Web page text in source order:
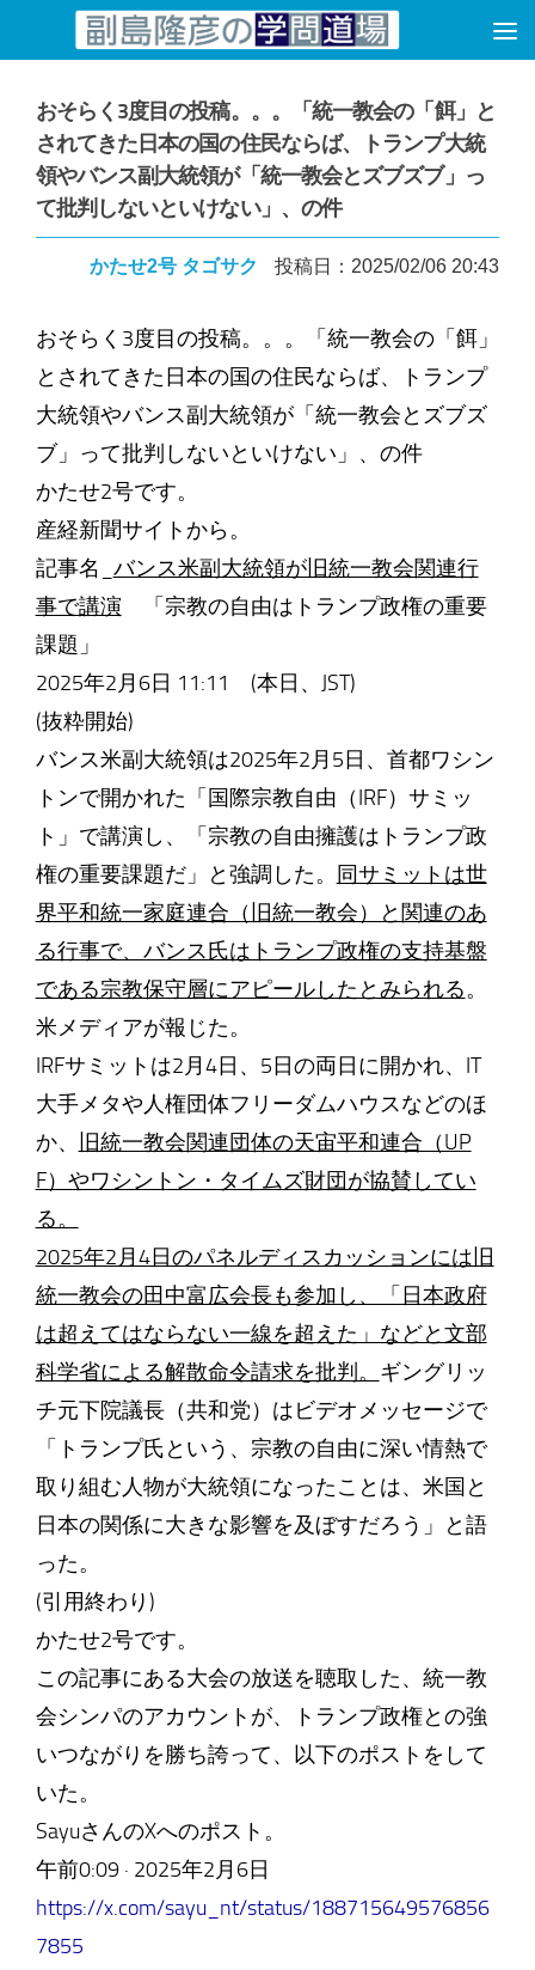
コンテンツへスキップ
おそらく3度目の投稿。。。「統一教会の「餌」と
されてきた日本の国の住民ならば、トランプ大統
領やバンス副大統領が「統一教会とズブズブ」っ
て批判しないといけない」、の件
かたせ2号 タゴサク 投稿日：2025/02/06 20:43
おそらく3度目の投稿。。。「統一教会の「餌」
とされてきた日本の国の住民ならば、トランプ
大統領やバンス副大統領が「統一教会とズブズ
ブ」って批判しないといけない」、の件
かたせ2号です。
産経新聞サイトから。
記事名_ バンス米副大統領が旧統一教会関連行
事で講演 「宗教の自由はトランプ政権の重要
課題」
2025年2月6日 11:11 (本日、JST)
(抜粋開始)
バンス米副大統領は2025年2月5日、首都ワシン
トンで開かれた「国際宗教自由（IRF）サミッ
ト」で講演し、「宗教の自由擁護はトランプ政
権の重要課題だ」と強調した。
同サミットは世
界平和統一家庭連合（旧統一教会）と関連のあ
る行事で、バンス氏はトランプ政権の支持基盤
である宗教保守層にアピールしたとみられる。
米メディアが報じた。
IRFサミットは2月4日、5日の両日に開かれ、IT
大手メタや人権団体フリーダムハウスなどのほ
か、
旧統一教会関連団体の天宙平和連合（UP
F）やワシントン・タイムズ財団が協賛してい
る。
2025年2月4日のパネルディスカッションには旧
統一教会の田中富広会長も参加し、「日本政府
は超えてはならない一線を超えた」などと文部
科学省による解散命令請求を批判。 ギングリッ
チ元下院議長（共和党）はビデオメッセージで
「トランプ氏という、宗教の自由に深い情熱で
取り組む人物が大統領になったことは、米国と
日本の関係に大きな影響を及ぼすだろう」と語
った。
(引用終わり)
かたせ2号です。
この記事にある大会の放送を聴取した、統一教
会シンパのアカウントが、トランプ政権との強
いつながりを勝ち誇って、以下のポストをして
いた。
SayuさんのXへのポスト。
午前0:09 · 2025年2月6日
https://x.com/sayu_nt/status/188715649576856
7855